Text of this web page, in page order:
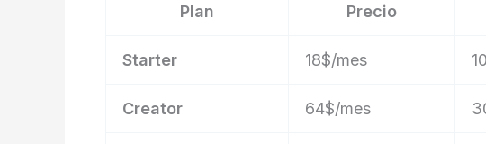
Plan Precio
Starter 18$/mes
Creator 64$/mes